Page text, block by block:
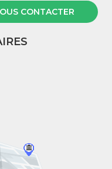
CONTACTER